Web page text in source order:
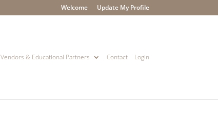
Welcome Update My Profile
Vendors & Educational Partners Contact Login